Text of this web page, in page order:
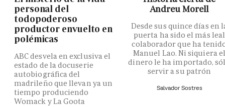
personal del
todopoderoso
productor envuelto en
polémicas
ABC desvela en exclusiva el
estado de la docuserie
autobiográfica del
madrileño que llevan ya un
tiempo produciendo
Womack y La Goota
Andreu Morell
Desde sus quince días en
puerta ha sido el más leal
colaborador que ha
Manuel Lao. Ni siquiera
dinero le ha importado,
servir a su patrón
Salvador Sostres